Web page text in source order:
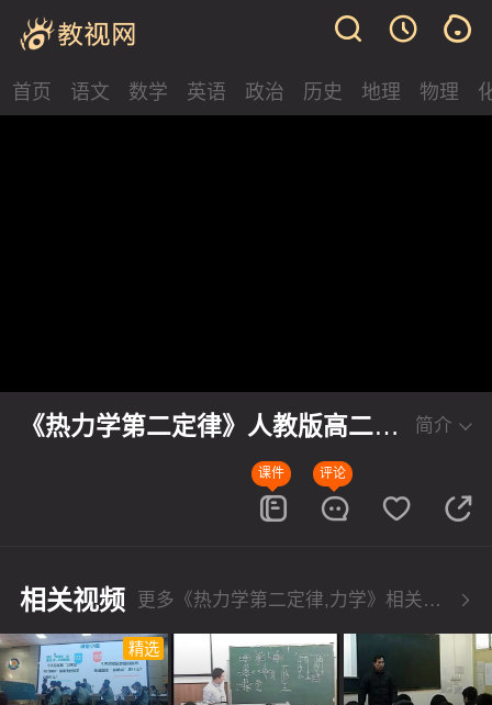
首页 语文 数学 英语 政治 历史 地理 物理
简介
《热力学第二定律》人教版高二物
理选择性必修三2026第十届微格课
评论
课件
相关视频 更多《热力学第二定律,力学》相关视频
精选